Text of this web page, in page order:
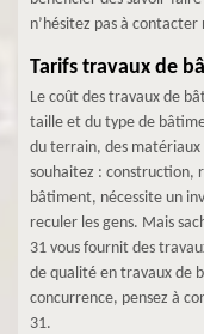
n’hésitez pas à
Tarifs travaux de
Le coût des travaux de
taille et du type de
du terrain, des matériaux
souhaitez : construction,
bâtiment, nécessite un
reculer les gens. Mais
31 vous fournit des
de qualité en travaux de
concurrence, pensez à
31.